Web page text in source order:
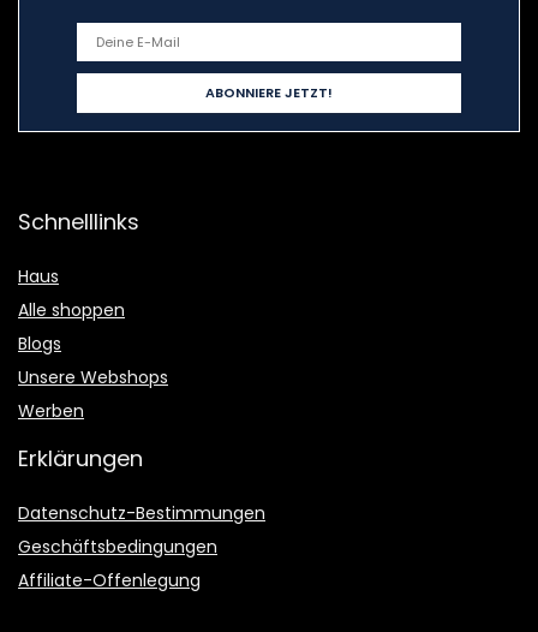
Schnelllinks
Haus
Alle shoppen
Blogs
Unsere Webshops
Werben
Erklärungen
Datenschutz-Bestimmungen
Geschäftsbedingungen
Affiliate-Offenlegung